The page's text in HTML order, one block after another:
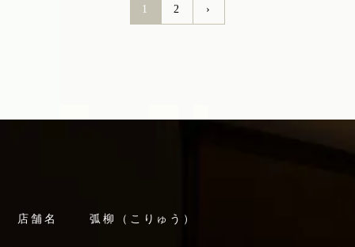
1 2 ›
店舗名 弧柳（こりゅう）